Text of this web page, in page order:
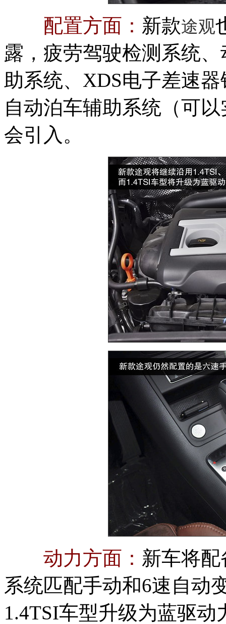
配置方面： 新款途观
露，疲劳驾驶检测系统
助系统、XDS电子差速
自动泊车辅助系统（可
会引入。
动力方面： 新车将配
系统匹配手动和6速自动
1.4TSI车型升级为蓝驱